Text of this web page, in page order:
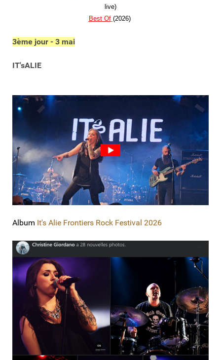
live)
BestOf (2026)
3ème jour - 3 mai
IT'sALIE
Album It's Alie Frontiers Rock Festival 2026